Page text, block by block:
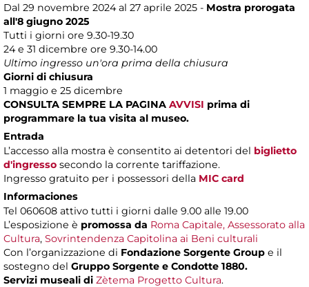
Dal 29 novembre 2024 al 27 aprile 2025 - Mostra prorogata
all'8 giugno 2025
Tutti i giorni ore 9.30-19.30
24 e 31 dicembre ore 9.30-14.00
Ultimo ingresso un'ora prima della chiusura
Giorni di chiusura
1 maggio e 25 dicembre
CONSULTA SEMPRE LA PAGINA AVVISI prima di
programmare la tua visita al museo.
Entrada
L’accesso alla mostra è consentito ai detentori del biglietto
d'ingresso secondo la corrente tariffazione.
Ingresso gratuito per i possessori della MIC card
Informaciones
Tel 060608 attivo tutti i giorni dalle 9.00 alle 19.00
L’esposizione è promossa da Roma Capitale, Assessorato alla
Cultura, Sovrintendenza Capitolina ai Beni culturali
Con l’organizzazione di Fondazione Sorgente Group e il
sostegno del Gruppo Sorgente e Condotte 1880.
Servizi museali di Zètema Progetto Cultura.